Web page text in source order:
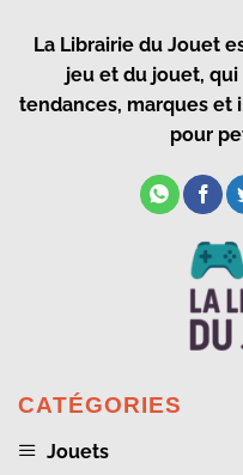
La Librairie du Jouet
jeu et du jouet,
tendances, marques et
pour
CATÉGORIES
Jouets